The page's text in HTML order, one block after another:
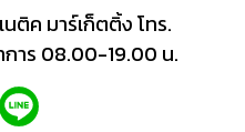
ติค มาร์เก็ตติ้ง โทร.
การ 08.00-19.00 น.